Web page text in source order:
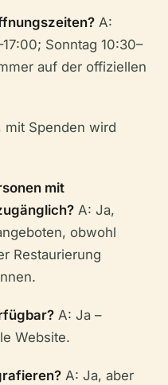
A:
Sonntag 10:30–
auf der offiziellen
mit Spenden wird
mit
A: Ja,
obwohl
Restaurierung
A: Ja –
Website.
A: Ja, aber